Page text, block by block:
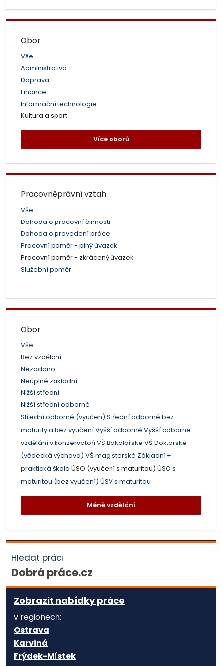
Obor
Vše
Administrativa
Doprava
Finance
Informační technologie
Kultura a sport
Více oborů
Pracovněprávní vztah
Vše
Dohoda o pracovní činnosti
Dohoda o provedení práce
Pracovní poměr - plný úvazek
Pracovní poměr - zkrácený úvazek
Služební poměr
Obor
Vše
Bez vzdělání
Nezadáno
Neúplné základní
Nižší střední
Nižší střední odborné
Střední odborné (vyučen) Střední odborné bez
maturity a bez vyučeníVyšší odborné Vyšší odborné
vzdělání v konzervatoři VŠ Bakalářské VŠ Doktorské
(vědecká výchova) VŠ magisterské Základní +
praktická škola ÚSO (vyučení s maturitou) ÚSO s
maturitou (bez vyučení) ÚSV s maturitou
Méně vzdělání
Hledat práci
Dobrá práce.cz
Zobrazit nabídky práce
v regionech:
Ostrava
Karviná
Frýdek-Místek